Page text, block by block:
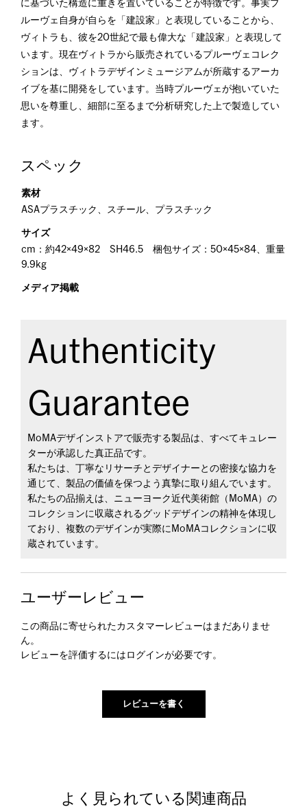
に基づいた構造に重きを置いていることが特徴です。事実プ
ルーヴェ自身が自らを「建設家」と表現していることから、
ヴィトラも、彼を20世紀で最も偉大な「建設家」と表現して
います。現在ヴィトラから販売されているプルーヴェコレク
ションは、ヴィトラデザインミュージアムが所蔵するアーカ
イブを基に開発をしています。当時プルーヴェが抱いていた
思いを尊重し、細部に至るまで分析研究した上で製造してい
ます。
スペック
素材
ASAプラスチック、スチール、プラスチック
サイズ
cm：約42×49×82 SH46.5 梱包サイズ：50×45×84、重量
9.9kg
メディア掲載
Authenticity
Guarantee
MoMAデザインストアで販売する製品は、すべてキュレー
ターが承認した真正品です。
私たちは、丁寧なリサーチとデザイナーとの密接な協力を
通じて、製品の価値を保つよう真摯に取り組んでいます。
私たちの品揃えは、ニューヨーク近代美術館（MoMA）の
コレクションに収蔵されるグッドデザインの精神を体現し
ており、複数のデザインが実際にMoMAコレクションに収
蔵されています。
ユーザーレビュー
この商品に寄せられたカスタマーレビューはまだありませ
ん。
レビューを評価するには ログインが必要です。
よく見られている関連商品